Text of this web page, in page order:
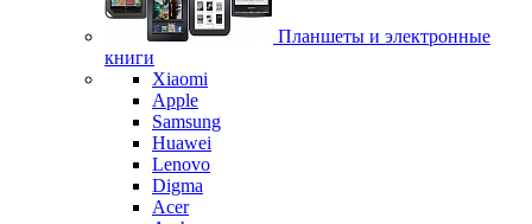
Планшеты и электронные
книги
Xiaomi
Apple
Samsung
Huawei
Lenovo
Digma
Acer